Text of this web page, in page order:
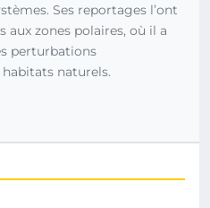
Ses reportages l’ont
aux zones polaires, où il a
perturbations
naturels.